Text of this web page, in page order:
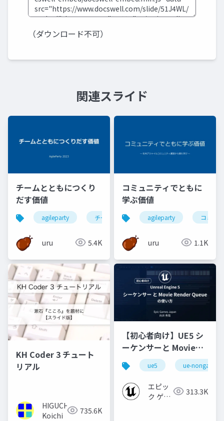
（ダウンロード不可）
関連スライド
チームとともにつくり
だす価値
agileparty チーム開発
uru 5.4K
コミュニティでともに
学ぶ価値
agileparty コミュ
uru 1.1K
KH Coder 3 チュート
リアル
HIGUCHI
Koichi
735.6K
【初心者向け】UE5 シ
ーケンサーと Movie
Render Queue の使い
方【Cinematic Dive
2023】
ue5 ue-nongame
エピッ
ク ゲー
313.3K